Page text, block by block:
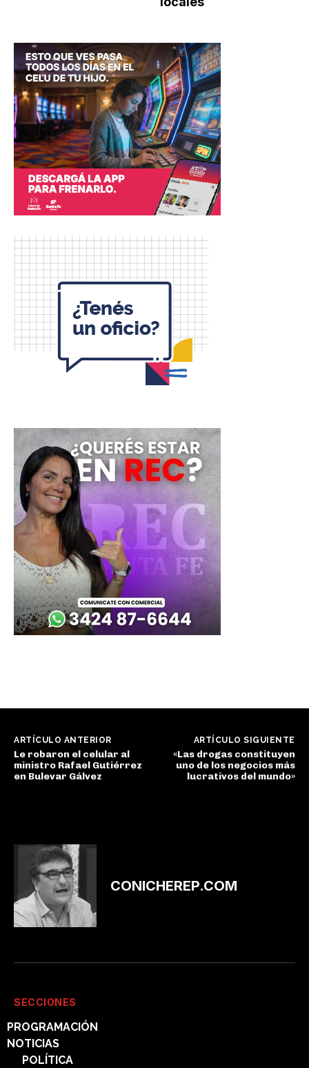
ARTÍCULO ANTERIOR
Le robaron el celular al
ministro Rafael Gutiérrez
en Bulevar Gálvez
ARTÍCULO SIGUIENTE
«Las drogas constituyen
uno de los negocios más
lucrativos del mundo»
CONICHEREP.COM
SECCIONES
PROGRAMACIÓN
NOTICIAS
POLÍTICA